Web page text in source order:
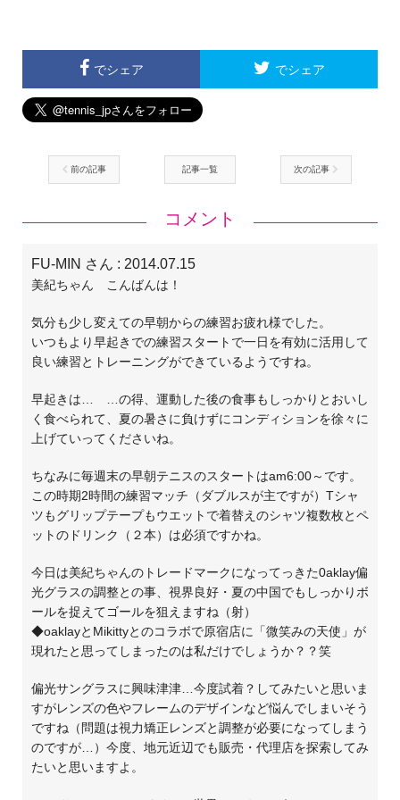
でシェア でシェア
前の記事 記事一覧 次の記事
コメント
FU-MIN さん : 2014.07.15
美紀ちゃん こんばんは！
気分も少し変えての早朝からの練習お疲れ様でした。
いつもより早起きでの練習スタートで一日を有効に活用して
良い練習とトレーニングができているようですね。
早起きは… …の得、運動した後の食事もしっかりとおいし
く食べられて、夏の暑さに負けずにコンディションを徐々に
上げていってくださいね。
ちなみに毎週末の早朝テニスのスタートはam6:00～です。
この時期2時間の練習マッチ（ダブルスが主ですが）Tシャ
ツもグリップテープもウエットで着替えのシャツ複数枚とペ
ットのドリンク（２本）は必須ですかね。
今日は美紀ちゃんのトレードマークになってっきた0aklay偏
光グラスの調整との事、視界良好・夏の中国でもしっかりボ
ールを捉えてゴールを狙えますね（射）
◆oaklayとMikittyとのコラボで原宿店に「微笑みの天使」が
現れたと思ってしまったのは私だけでしょうか？？笑
偏光サングラスに興味津津…今度試着？してみたいと思いま
すがレンズの色やフレームのデザインなど悩んでしまいそう
ですね（問題は視力矯正レンズと調整が必要になってしまう
のですが…）今度、地元近辺でも販売・代理店を探索してみ
たいと思いますよ。